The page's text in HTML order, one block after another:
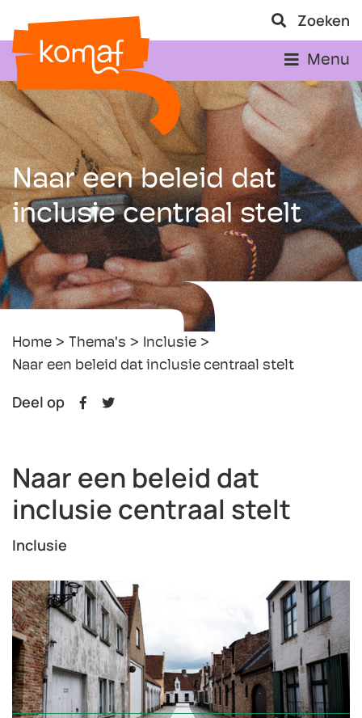
Zoeken
Menu
Naar een beleid dat
inclusie centraal stelt
Home Thema's
Inclusie
Naar een beleid dat inclusie centraal stelt
Deel op
Naar een beleid dat
inclusie centraal stelt
Inclusie